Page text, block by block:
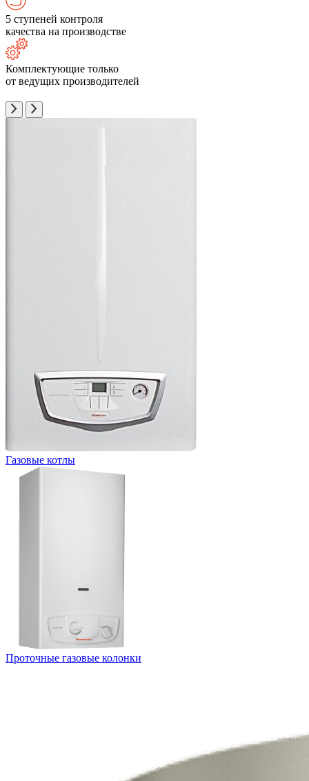
5 ступеней контроля
качества на производстве
Комплектующие только
от ведущих производителей
Газовые котлы
Проточные газовые колонки